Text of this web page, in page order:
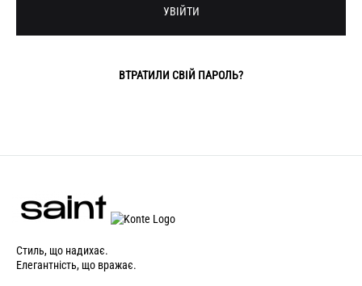
УВІЙТИ
ВТРАТИЛИ СВІЙ ПАРОЛЬ?
Стиль, що надихає.
Елегантність, що вражає.